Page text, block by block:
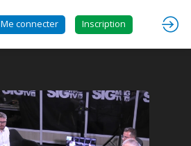
Me connecter Inscription